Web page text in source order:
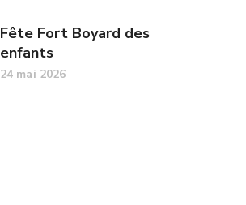
Fête Fort Boyard des
enfants
24 mai 2026